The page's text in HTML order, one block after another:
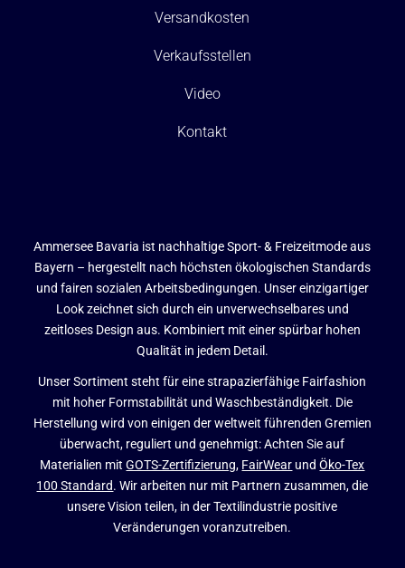
Versandkosten
Verkaufsstellen
Video
Kontakt
Ammersee Bavaria ist nachhaltige Sport- & Freizeitmode aus
Bayern – hergestellt nach höchsten ökologischen Standards
und fairen sozialen Arbeitsbedingungen. Unser einzigartiger
Look zeichnet sich durch ein unverwechselbares und
zeitloses Design aus. Kombiniert mit einer spürbar hohen
Qualität in jedem Detail.
Unser Sortiment steht für eine strapazierfähige Fairfashion
mit hoher Formstabilität und Waschbeständigkeit. Die
Herstellung wird von einigen der weltweit führenden Gremien
überwacht, reguliert und genehmigt: Achten Sie auf
Materialien mitGOTS-Zertifizierung, FairWear undÖko-Tex
100 Standard. Wir arbeiten nur mit Partnern zusammen, die
unsere Vision teilen, in der Textilindustrie positive
Veränderungen voranzutreiben.